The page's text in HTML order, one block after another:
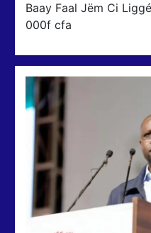
Baay Faal Jëm Ci
000f cfa